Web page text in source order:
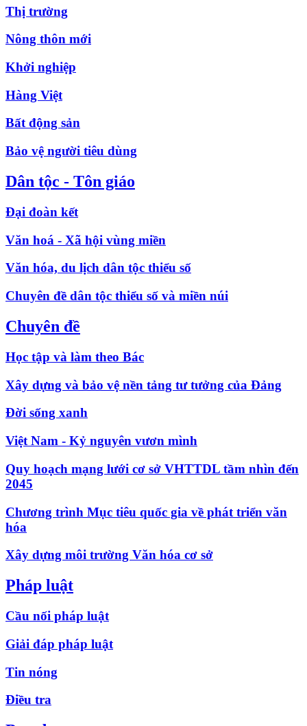
Thị trường
Nông thôn mới
Khởi nghiệp
Hàng Việt
Bất động sản
Bảo vệ người tiêu dùng
Dân tộc - Tôn giáo
Đại đoàn kết
Văn hoá - Xã hội vùng miền
Văn hóa, du lịch dân tộc thiểu số
Chuyên đề dân tộc thiểu số và miền núi
Chuyên đề
Học tập và làm theo Bác
Xây dựng và bảo vệ nền tảng tư tưởng của Đảng
Đời sống xanh
Việt Nam - Kỷ nguyên vươn mình
Quy hoạch mạng lưới cơ sở VHTTDL tầm nhìn đến
2045
Chương trình Mục tiêu quốc gia về phát triển văn
hóa
Xây dựng môi trường Văn hóa cơ sở
Pháp luật
Cầu nối pháp luật
Giải đáp pháp luật
Tin nóng
Điều tra